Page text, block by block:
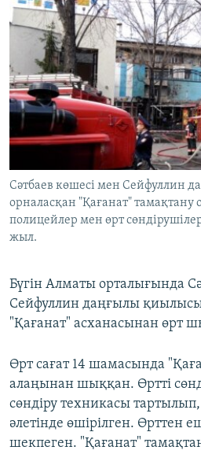
Search
ӘЛЕМ
АРНАЙЫ ЖОБАЛАР
Русский
ЖАЗЫЛЫҢЫЗ
Басқа тілдерде
Сәтбаев көшесі мен Сейфуллин
орналасқан "Қағанат"
полицейлер мен өрт
жыл.
Бүгін Алматы орталығында
Сейфуллин даңғылы
"Қағанат" асханасынан өрт
Өрт сағат 14 шамасында
алаңынан шыққан. Өртті
сөндіру техникасы
әлетінде өшірілген. Өрттен
шекпеген. "Қағанат"